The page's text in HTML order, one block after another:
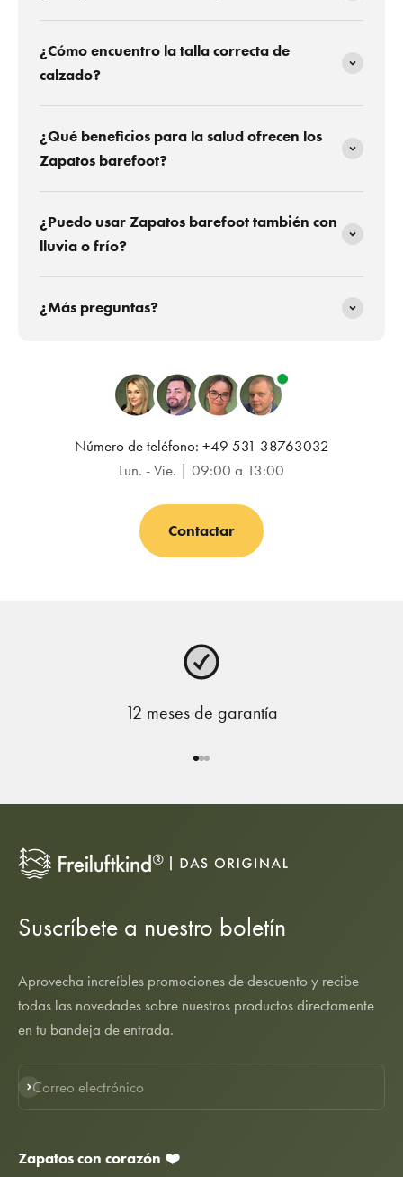
¿Cómo encuentro la talla correcta de
calzado?
¿Qué beneficios para la salud ofrecen los
Zapatos barefoot?
¿Puedo usar Zapatos barefoot también con
lluvia o frío?
¿Más preguntas?
Número de teléfono: +49 531 38763032
Lun. - Vie. | 09:00 a 13:00
Contactar
12 meses de garantía
Suscríbete a nuestro boletín
Aprovecha increíbles promociones de descuento y recibe
todas las novedades sobre nuestros productos directamente
en tu bandeja de entrada.
Correo electrónico
Suscribirse
Zapatos con corazón ❤️